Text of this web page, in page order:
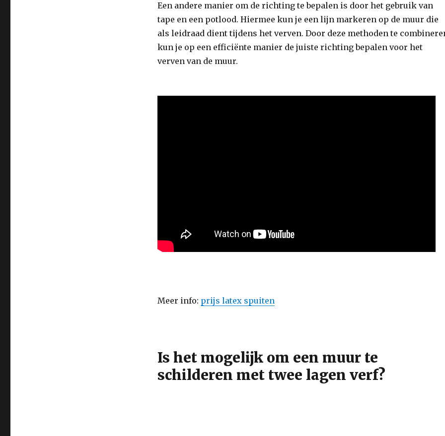
Een andere manier om de richting te bepalen is door het gebruik van
tape en een potlood. Hiermee kun je een lijn markeren op de muur die
als leidraad dient tijdens het verven. Door deze methoden te
kun je op een efficiënte manier de juiste richting bepalen voor het
verven van de muur.
Meer info: prijs latex spuiten
Is het mogelijk om een muur te
schilderen met twee lagen verf?